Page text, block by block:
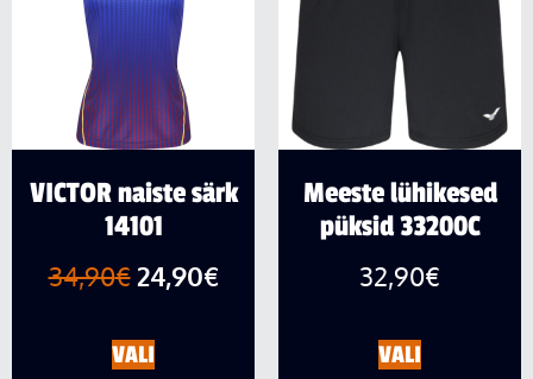
VICTOR naiste särk
14101
34,90€ 24,90€
VALI
Meeste lühikesed
püksid 33200C
32,90€
VALI